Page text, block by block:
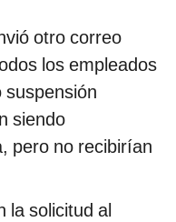
otro correo
los empleados
suspensión
siendo
pero no recibirían
la solicitud al